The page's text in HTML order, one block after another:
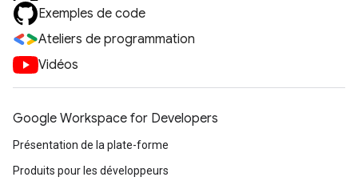
Exemples de code
Ateliers de programmation
Vidéos
Google Workspace for Developers
Présentation de la plate-forme
Produits pour les développeurs